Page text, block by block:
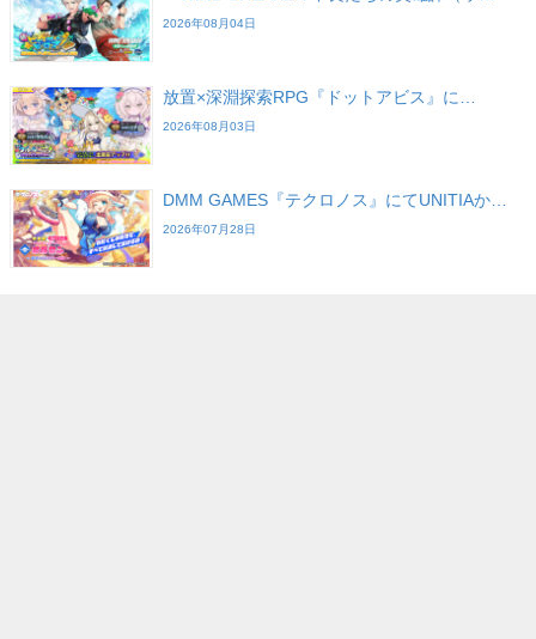
2026年08月04日
放置×深淵探索RPG『ドットアビス』に…
2026年08月03日
DMM GAMES『テクロノス』にてUNITIAか…
2026年07月28日